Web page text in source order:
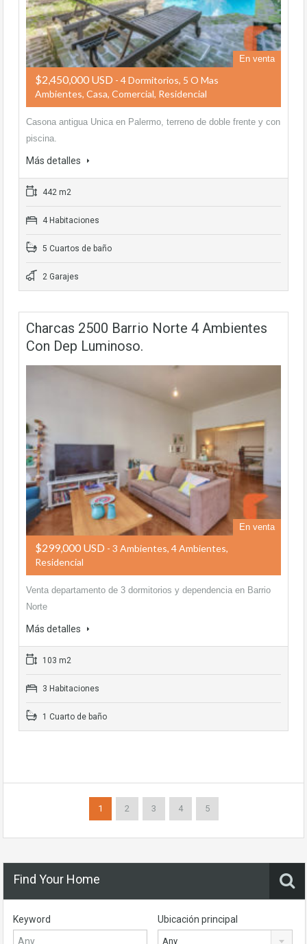
En venta
$2,450,000 USD - 4 Dormitorios, 5 O Mas
Ambientes, Casa, Comercial, Residencial
Casona antigua Unica en Palermo, terreno de doble frente y con
piscina.
Más detalles
442 m2
4 Habitaciones
5 Cuartos de baño
2 Garajes
Charcas 2500 Barrio Norte 4 Ambientes
Con Dep Luminoso.
En venta
$299,000 USD - 3 Ambientes, 4 Ambientes,
Residencial
Venta departamento de 3 dormitorios y dependencia en Barrio
Norte
Más detalles
103 m2
3 Habitaciones
1 Cuarto de baño
1 2 3 4 5
Find Your Home
Keyword Ubicación principal
Any